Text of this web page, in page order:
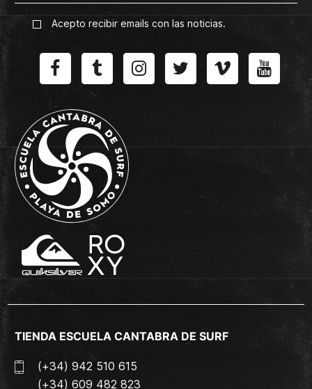
Acepto recibir emails con las noticias.
TIENDA ESCUELA CANTABRA DE SURF
(+34) 942 510 615
(+34) 609 482 823